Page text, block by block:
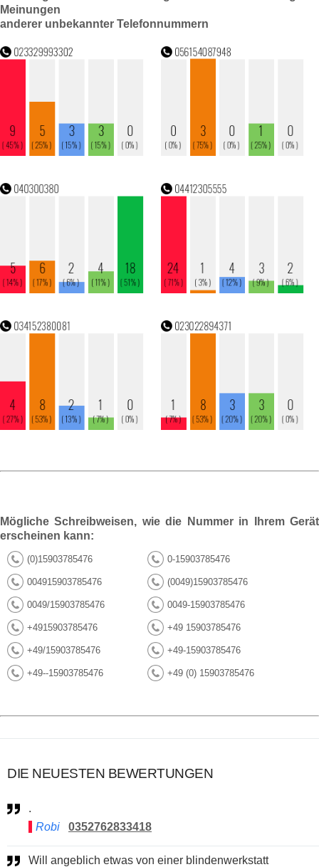
Meinungen
anderer unbekannter Telefonnummern
Mögliche Schreibweisen, wie die Nummer in Ihrem Gerät
erscheinen kann:
(0)15903785476 0-15903785476
004915903785476 (0049)15903785476
0049/15903785476 0049-15903785476
+4915903785476 +49 15903785476
+49/15903785476 +49-15903785476
+49--15903785476 +49 (0) 15903785476
DIE NEUESTEN BEWERTUNGEN
.
Robi
0352762833418
Will angeblich etwas von einer blindenwerkstatt